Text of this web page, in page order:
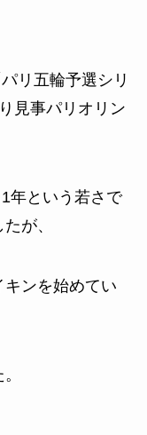
リ五輪予選シリ
見事パリオリン
年という若さで
が、
ンを始めてい